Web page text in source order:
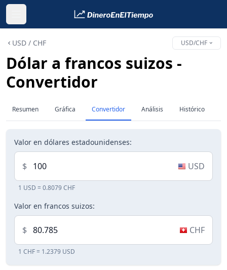
USD / CHF USD/CHF
Dólar a francos suizos -
Convertidor
Resumen Gráfica Convertidor Análisis Histórico
Valor en dólares estadounidenses:
$ USD
1 USD = 0.8079 CHF
Valor en francos suizos:
$ CHF
1 CHF = 1.2379 USD